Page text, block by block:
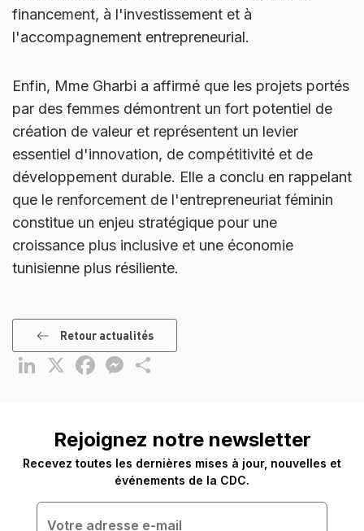
financement, à l'investissement et à
l'accompagnement entrepreneurial.
Enfin, Mme Gharbi a affirmé que les projets portés
par des femmes démontrent un fort potentiel de
création de valeur et représentent un levier
essentiel d'innovation, de compétitivité et de
développement durable. Elle a conclu en rappelant
que le renforcement de l'entrepreneuriat féminin
constitue un enjeu stratégique pour une
croissance plus inclusive et une économie
tunisienne plus résiliente.
Retour actualités
LinkedIn
X FacebookMessenger
Rejoignez notre newsletter
Recevez toutes les dernières mises à jour, nouvelles et
événements de la CDC.